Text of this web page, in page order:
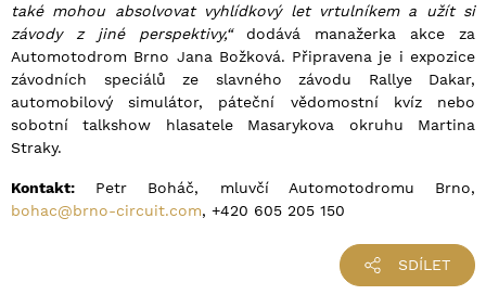
také mohou absolvovat vyhlídkový let vrtulníkem a užít si
závody z jiné perspektivy,“dodává manažerka akce za
Automotodrom Brno Jana Božková. Připravena je i expozice
závodních speciálů ze slavného závodu Rallye Dakar,
automobilový simulátor, páteční vědomostní kvíz nebo
sobotní talkshow hlasatele Masarykova okruhu Martina
Straky.
Kontakt: Petr Boháč, mluvčí Automotodromu Brno,
bohac@brno-circuit.com, +420 605 205 150
SDÍLET